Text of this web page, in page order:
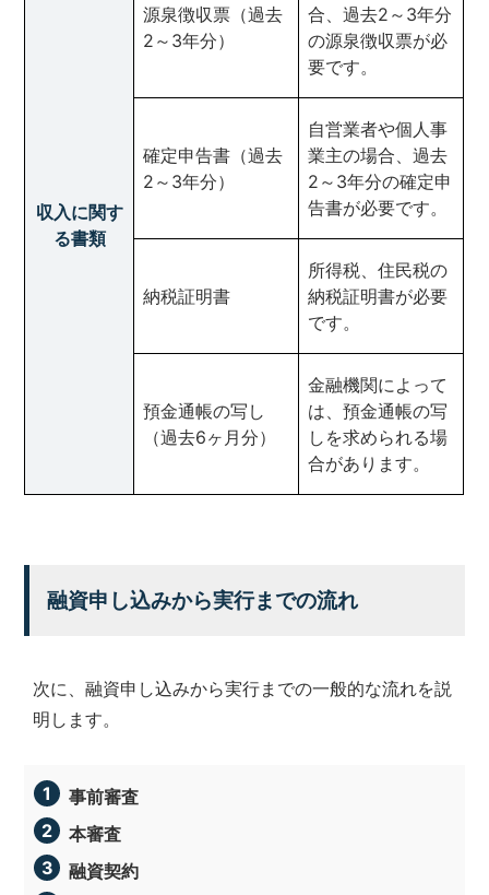
収入に関す
る書類
源泉徴収票（過去
2～3年分）
合、過去2～3年分
の源泉徴収票が必
要です。
確定申告書（過去
2～3年分）
自営業者や個人事
業主の場合、過去
2～3年分の確定申
告書が必要です。
納税証明書
所得税、住民税の
納税証明書が必要
です。
預金通帳の写し
（過去6ヶ月分）
金融機関によって
は、預金通帳の写
しを求められる場
合があります。
融資申し込みから実行までの流れ
次に、融資申し込みから実行までの一般的な流れを説
明します。
事前審査
本審査
融資契約